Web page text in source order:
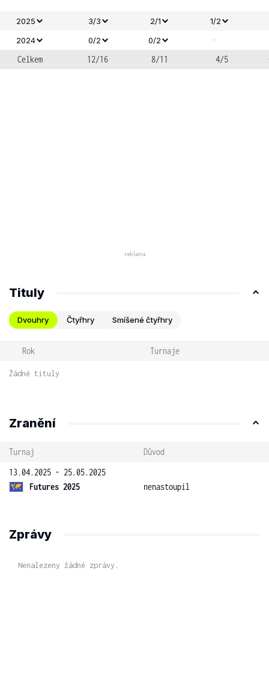
2025 3/3 2/1
1/2
2024
0/2 0/2
-
Celkem
12/16 8/11 4/5
Tituly
Dvouhry Čtyřhry Smíšené čtyřhry
Rok Turnaje
Žádné tituly
Zranění
Turnaj
Důvod
13.04.2025 - 25.05.2025
Futures 2025
nenastoupil
Zprávy
Nenalezeny žádné zprávy.